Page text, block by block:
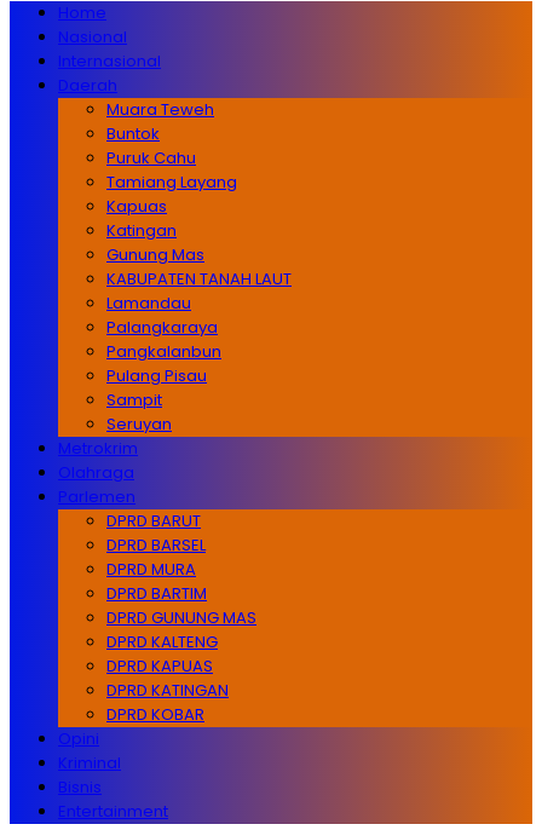
Home
Nasional
Internasional
Daerah
Muara Teweh
Buntok
Puruk Cahu
Tamiang Layang
Kapuas
Katingan
Gunung Mas
KABUPATEN TANAH LAUT
Lamandau
Palangkaraya
Pangkalanbun
Pulang Pisau
Sampit
Seruyan
Metrokrim
Olahraga
Parlemen
DPRD BARUT
DPRD BARSEL
DPRD MURA
DPRD BARTIM
DPRD GUNUNG MAS
DPRD KALTENG
DPRD KAPUAS
DPRD KATINGAN
DPRD KOBAR
Opini
Kriminal
Bisnis
Entertainment